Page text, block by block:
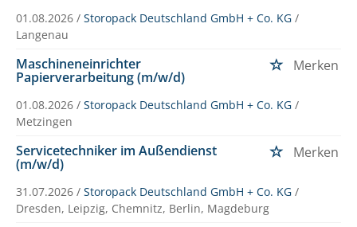
01.08.2026 / Storopack Deutschland GmbH + Co. KG /
Langenau
Maschineneinrichter
Papierverarbeitung (m/w/d)
Merken
01.08.2026 / Storopack Deutschland GmbH + Co. KG /
Metzingen
Servicetechniker im Außendienst
(m/w/d)
Merken
31.07.2026 / Storopack Deutschland GmbH + Co. KG /
Dresden, Leipzig, Chemnitz, Berlin, Magdeburg